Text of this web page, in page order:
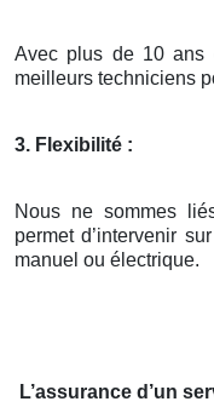
Avec plus de 10 ans
meilleurs techniciens
3. Flexibilité :
Nous ne sommes
permet d’intervenir
manuel ou électrique.
L’assurance d’un